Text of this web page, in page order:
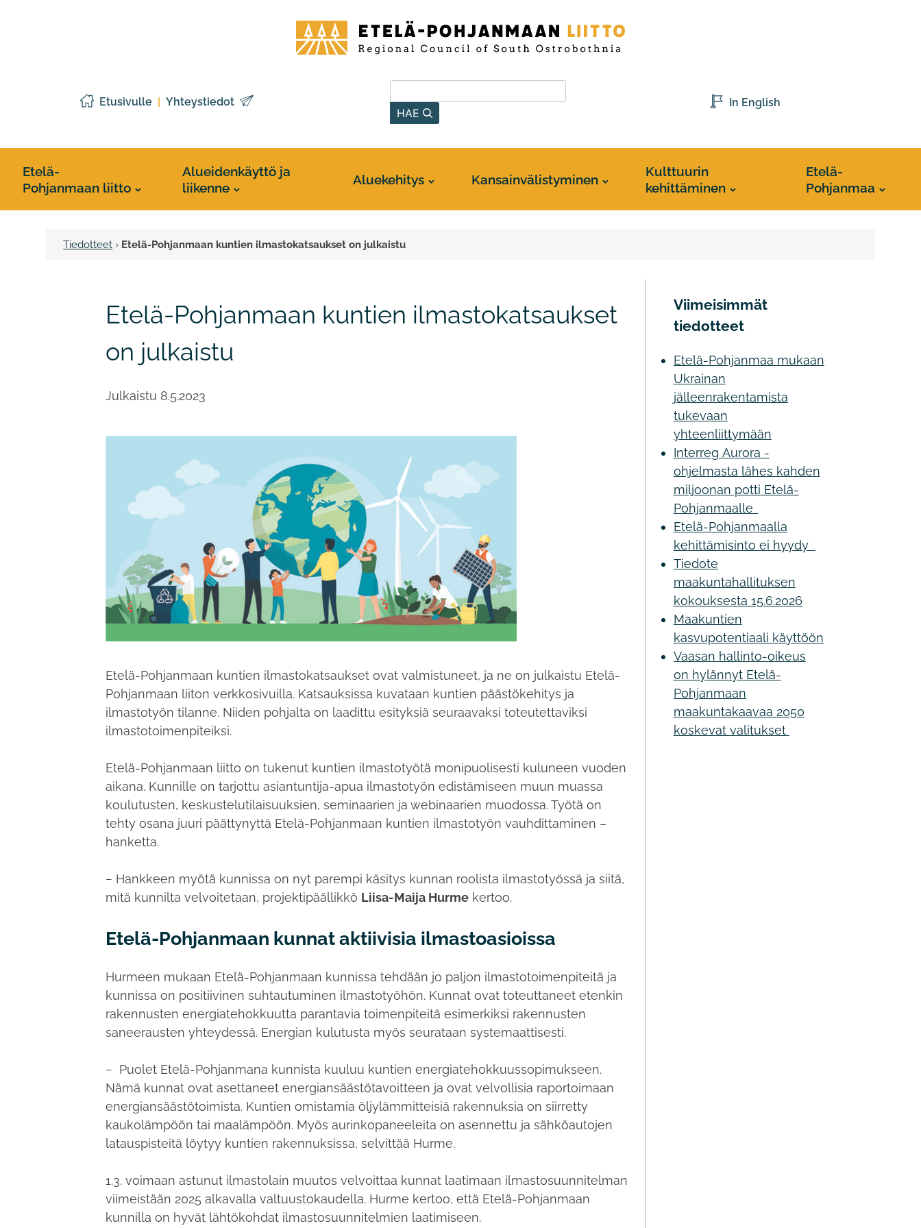
Pohjanmaan
liitto
Etusivulle Yhteystiedot
HAE
In English
Etelä-
Pohjanmaan liitto
Alueidenkäyttö ja
liikenne
Aluekehitys Kansainvälistyminen
Kulttuurin
kehittäminen
Etelä-
Pohjanmaa
Tiedotteet › Etelä-Pohjanmaan kuntien ilmastokatsaukset on julkaistu
Etelä-Pohjanmaan kuntien ilmastokatsaukset
on julkaistu
Julkaistu 8.5.2023
Etelä-Pohjanmaan kuntien ilmastokatsaukset ovat valmistuneet, ja ne on julkaistu Etelä-
Pohjanmaan liiton verkkosivuilla. Katsauksissa kuvataan kuntien päästökehitys ja
ilmastotyön tilanne. Niiden pohjalta on laadittu esityksiä seuraavaksi toteutettaviksi
ilmastotoimenpiteiksi.
Etelä-Pohjanmaan liitto on tukenut kuntien ilmastotyötä monipuolisesti kuluneen vuoden
aikana. Kunnille on tarjottu asiantuntija-apua ilmastotyön edistämiseen muun muassa
koulutusten, keskustelutilaisuuksien, seminaarien ja webinaarien muodossa. Työtä on
tehty osana juuri päättynyttä Etelä-Pohjanmaan kuntien ilmastotyön vauhdittaminen –
hanketta.
− Hankkeen myötä kunnissa on nyt parempi käsitys kunnan roolista ilmastotyössä ja siitä,
mitä kunnilta velvoitetaan, projektipäällikkö Liisa-Maija Hurme kertoo.
Etelä-Pohjanmaan kunnat aktiivisia ilmastoasioissa
Hurmeen mukaan Etelä-Pohjanmaan kunnissa tehdään jo paljon ilmastotoimenpiteitä ja
kunnissa on positiivinen suhtautuminen ilmastotyöhön. Kunnat ovat toteuttaneet etenkin
rakennusten energiatehokkuutta parantavia toimenpiteitä esimerkiksi rakennusten
saneerausten yhteydessä. Energian kulutusta myös seurataan systemaattisesti.
− Puolet Etelä-Pohjanmana kunnista kuuluu kuntien energiatehokkuussopimukseen.
Nämä kunnat ovat asettaneet energiansäästötavoitteen ja ovat velvollisia raportoimaan
energiansäästötoimista. Kuntien omistamia öljylämmitteisiä rakennuksia on siirretty
kaukolämpöön tai maalämpöön. Myös aurinkopaneeleita on asennettu ja sähköautojen
latauspisteitä löytyy kuntien rakennuksissa, selvittää Hurme.
1.3. voimaan astunut ilmastolain muutos velvoittaa kunnat laatimaan ilmastosuunnitelman
viimeistään 2025 alkavalla valtuustokaudella. Hurme kertoo, että Etelä-Pohjanmaan
kunnilla on hyvät lähtökohdat ilmastosuunnitelmien laatimiseen.
Viimeisimmät
tiedotteet
Etelä-Pohjanmaa mukaan
Ukrainan
jälleenrakentamista
tukevaan
yhteenliittymään
Interreg Aurora -
ohjelmasta lähes kahden
miljoonan potti Etelä-
Pohjanmaalle
Etelä-Pohjanmaalla
kehittämisinto ei hyydy
Tiedote
maakuntahallituksen
kokouksesta 15.6.2026
Maakuntien
kasvupotentiaali käyttöön
Vaasan hallinto-oikeus
on hylännyt Etelä-
Pohjanmaan
maakuntakaavaa 2050
koskevat valitukset